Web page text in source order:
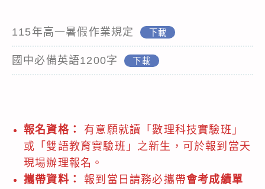
115年高一暑假作業規定 下載
國中必備英語1200字 下載
報名資格：
有意願就讀「數理科技實驗班」
或「雙語教育實驗班」之新生，可於報到當天
現場辦理報名。
攜帶資料：
報到當日請務必攜帶會考成績單